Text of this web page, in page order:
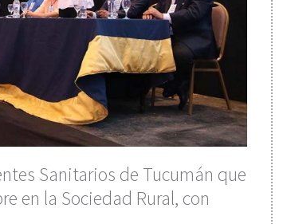
Sanitarios de Tucumán que
en la Sociedad Rural, con